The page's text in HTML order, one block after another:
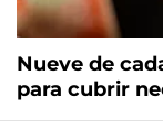
Nueve de
para cubrir